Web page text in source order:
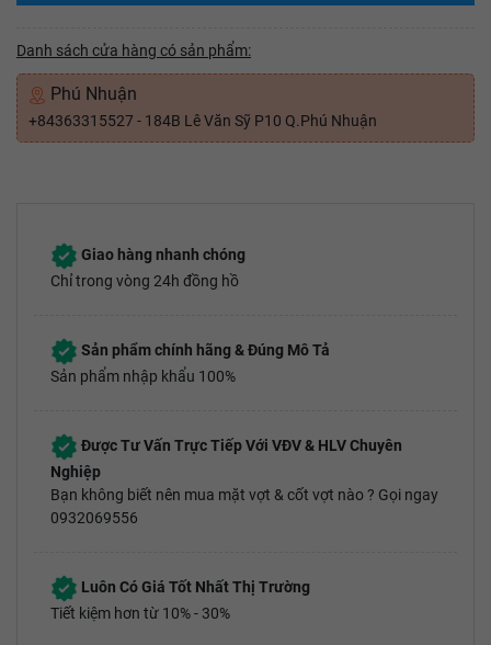
Danh sách cửa hàng có sản phẩm:
Phú Nhuận
+84363315527 - 184B Lê Văn Sỹ P10 Q.Phú Nhuận
Giao hàng nhanh chóng
Chỉ trong vòng 24h đồng hồ
Sản phẩm chính hãng & Đúng Mô Tả
Sản phẩm nhập khẩu 100%
Được Tư Vấn Trực Tiếp Với VĐV & HLV Chuyên
Nghiệp
Bạn không biết nên mua mặt vợt & cốt vợt nào ? Gọi ngay
0932069556
Luôn Có Giá Tốt Nhất Thị Trường
Tiết kiệm hơn từ 10% - 30%